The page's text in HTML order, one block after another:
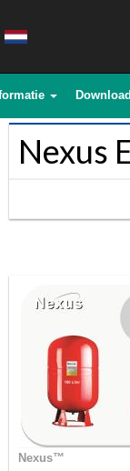
Nexus
Nexus™